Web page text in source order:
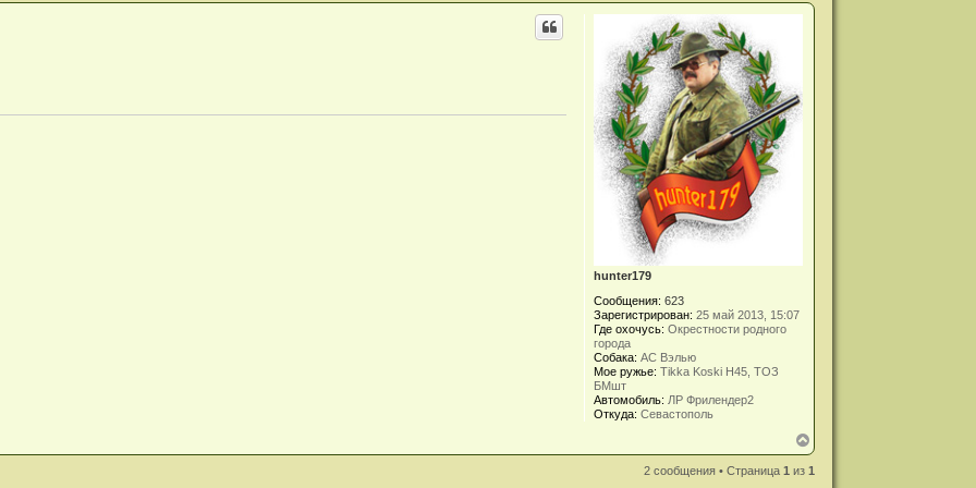
р
hunter179
Сообщения: 623
Зарегистрирован: 25 май 2013, 15:07
Где охочусь: Окрестности родного
города
Собака: АС Вэлью
Мое ружье: Tikka Koski H45, ТОЗ
БМшт
Автомобиль: ЛР Фрилендер2
Откуда: Севастополь
е
р
2 сообщения • Страница1 из1